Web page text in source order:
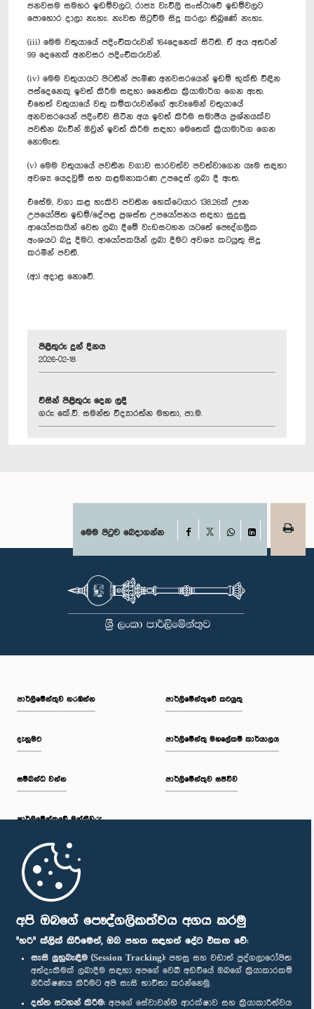
අපි ඔබගේ පෞද්ගලිකත්වය අගය කරමු
"හරි" ක්ලික් කිරීමෙන්, ඔබ පහත සඳහන් දේට එකඟ වේ:
සැසි ලුහුබැඳීම (Session Tracking): පහසු සහ වඩාත් පුද්ගලාරෝපිත
අත්දැකීමක් ලබාදීම සඳහා අපගේ වෙබ් අඩවියේ ඔබගේ ක්‍රියාකාරකම්
නිරීක්ෂණය කිරීමට අපි සැසි භාවිතා කරන්නෙමු.
දත්ත සටහන් කිරීම: අපගේ සේවාවන්හි ආරක්ෂාව සහ ක්‍රියාකාරීත්වය
ජනවසම සමහර ඉඩම්වලට, රාජ්‍ය වැවිලි සංස්ථාවේ ඉඩම්වලට
පොහොර දාලා නැහැ. නැවත සිටුවීම සිදු කරලා තිබුණේ නැහැ.
(iii) මෙම වතුයායේ පදිංචිකරුවන් 164දෙනෙක් සිටිති. ඒ අය අතරින්
99 දෙනෙක් අනවසර පදිංචිකරුවන්.
(iv) මෙම වතුයායට පිටතින් පැමිණ අනවසරයෙන් ඉඩම් භුක්ති විඳින
පස්දෙනෙකු ඉවත් කිරීම සඳහා නෛතික ක්‍රියාමාර්ග ගෙන ඇත.
එහෙත් වතුයායේ වතු කම්කරුවන්ගේ ඇවෑමෙන් වතුයායේ
අනවසරයෙන් පදිංචිව සිටින අය ඉවත් කිරීම සමාජීය ප්‍රශ්නයක්ව
පවතින බැවින් ඔවුන් ඉවත් කිරීම සඳහා මෙතෙක් ක්‍රියාමාර්ග ගෙන
නොමැත.
(v) මෙම වතුයායේ පවතින වගාව සාරවත්ව පවත්වාගෙන යෑම සඳහා
අවශ්‍ය යෙදවුම් සහ කළමනාකරණ උපදෙස් ලබා දී ඇත.
එසේම, වගා කළ හැකිව පවතින හෙක්ටෙයාර 138.26ක් ඌන
උපයෝජිත ඉඩම්/දේපළ ප්‍රශස්ත උපයෝජනය සඳහා සුදුසු
ආයෝජකයින් වෙත ලබා දීමේ වැඩසටහන යටතේ පෞද්ගලික
අංශයට බදු දීමට, ආයෝජකයින් ලබා දීමට අවශ්‍ය කටයුතු සිදු
කරමින් පවතී.
(ආ) අදාළ නොවේ.
පිළිතුරු දුන් දිනය
2026-02-18
විසින් පිළිතුරු දෙන ලදී
ගරු කේ.වී. සමන්ත විද්‍යාරත්න මහතා, පා.ම.
මෙම පිටුව බෙදාගන්න Facebook
WhatsAppLinkedIn
පාර්ලි‌මේන්තුව නරඹන්න
දැනුමට
සම්බන්ධ වන්න
පාර්ලි‌මේන්තුවේ මන්ත්‍රීවරු
මුල් පිටුව
පාර්ලිමේන්තුවේ කටයුතු
පාර්ලිමේන්තු මහලේකම් කාර්යාලය
පාර්ලිමේන්තුව සජීවීව
පාර්ලිමේන්තු ජංගම යෙදුම
අප හා සම්බන්ධ වී සිටින්න :